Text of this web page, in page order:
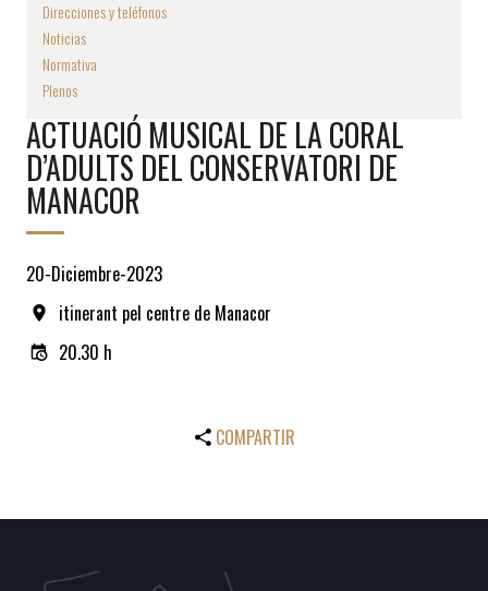
Direcciones y teléfonos
Noticias
Normativa
Plenos
ACTUACIÓ MUSICAL DE LA CORAL
D’ADULTS DEL CONSERVATORI DE
MANACOR
20-Diciembre-2023
itinerant pel centre de Manacor
20.30 h
COMPARTIR